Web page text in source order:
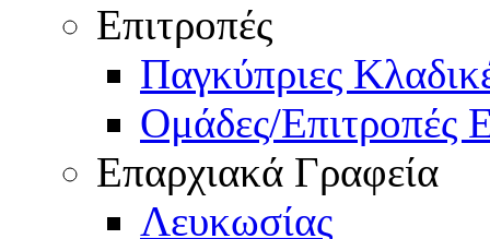
Επιτροπές
Παγκύπριες
Ομάδες/Επιτροπές
Επαρχιακά Γραφεία
Λευκωσίας